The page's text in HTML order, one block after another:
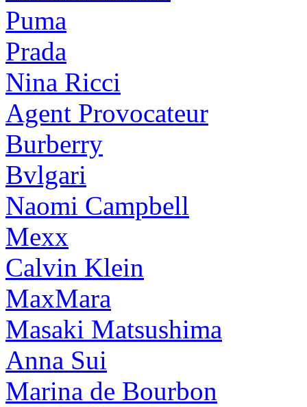
Puma
Prada
Nina Ricci
Agent Provocateur
Burberry
Bvlgari
Naomi Campbell
Mexx
Calvin Klein
MaxMara
Masaki Matsushima
Anna Sui
Marina de Bourbon